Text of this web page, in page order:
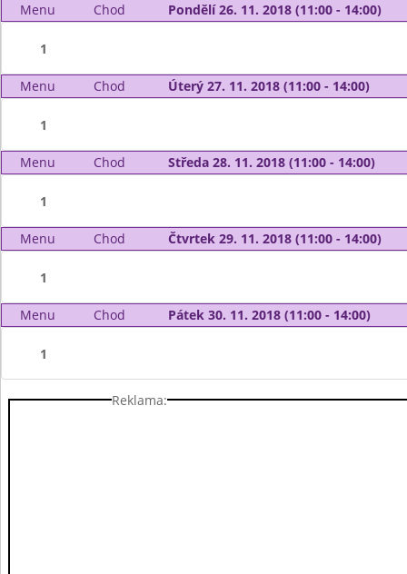
Menu Chod Pondělí 26. 11. 2018 (11:00 - 14:00)
1
Menu Chod Úterý 27. 11. 2018 (11:00 - 14:00)
1
Menu Chod Středa 28. 11. 2018 (11:00 - 14:00)
1
Menu Chod Čtvrtek 29. 11. 2018 (11:00 - 14:00)
1
Menu Chod Pátek 30. 11. 2018 (11:00 - 14:00)
1
Reklama: